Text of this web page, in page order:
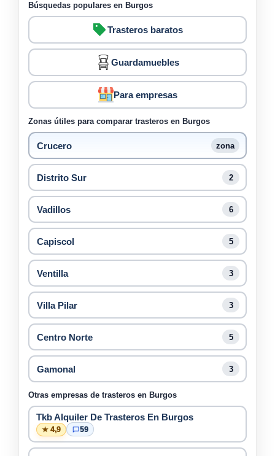
Búsquedas populares en Burgos
Trasteros baratos
Guardamuebles
Para empresas
Zonas útiles para comparar trasteros en Burgos
Crucero zona
Distrito Sur 2
Vadillos 6
Capiscol 5
Ventilla 3
Villa Pilar 3
Centro Norte 5
Gamonal 3
Otras empresas de trasteros en Burgos
Tkb Alquiler De Trasteros En Burgos
★ 4,9 59